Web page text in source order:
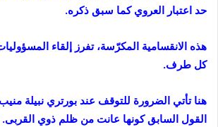
حد اعتبار العروي كما سبق ذكره.
هذه الانقسامية المكرّسة، تفرز إلقاء
كل طرف.
هنا تأتي الضرورة للتوقف عند بورتري نبيلة